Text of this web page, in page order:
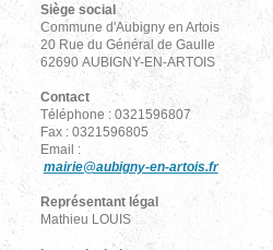
Siège social
Commune d'Aubigny en Artois
20 Rue du Général de Gaulle
62690 AUBIGNY-EN-ARTOIS
Contact
Téléphone : 0321596807
Fax : 0321596805
Email :
mairie@aubigny-en-artois.fr
Représentant légal
Mathieu LOUIS